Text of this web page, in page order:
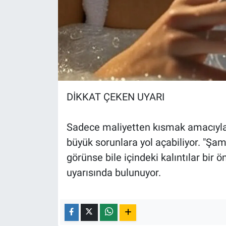
DİKKAT ÇEKEN UYARI
Sadece maliyetten kısmak
büyük sorunlara yol açabiliyor.
görünse bile içindeki kalıntılar bir
uyarısında bulunuyor.